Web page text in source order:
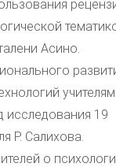
Асино.
19
Р. Салихова.
о